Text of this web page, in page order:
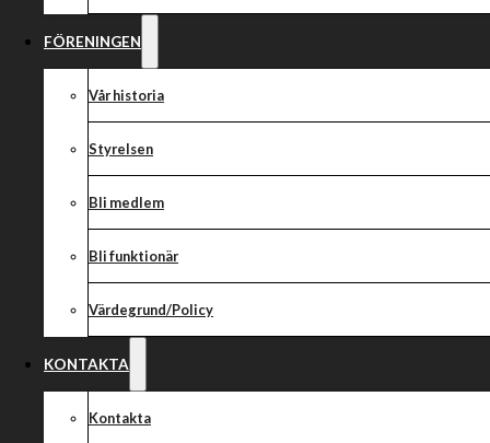
FÖRENINGEN
Vår historia
Styrelsen
Bli medlem
Bli funktionär
Värdegrund/Policy
KONTAKTA
Kontakta